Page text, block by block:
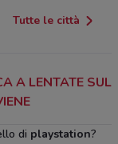
Tutte le città
A LENTATE SUL
di playstation?